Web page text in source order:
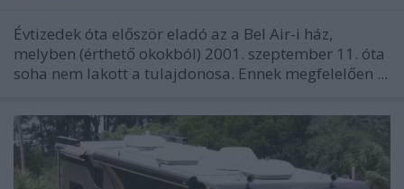
Évtizedek óta először eladó az a Bel Air-i ház,
melyben (érthető okokból) 2001. szeptember 11. óta
soha nem lakott a tulajdonosa. Ennek megfelelően ...